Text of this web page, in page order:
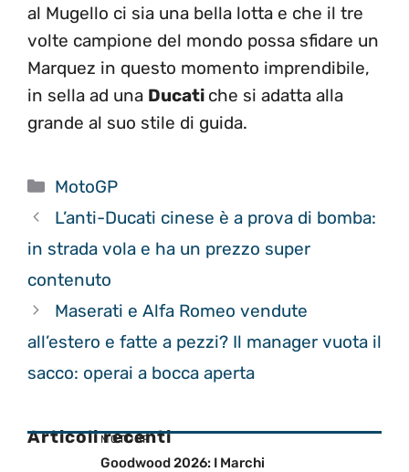
al Mugello ci sia una bella lotta e che il tre
volte campione del mondo possa sfidare un
Marquez in questo momento imprendibile,
in sella ad una Ducati che si adatta alla
grande al suo stile di guida.
Categorie
MotoGP
L’anti-Ducati cinese è a prova di bomba:
in strada vola e ha un prezzo super
contenuto
Maserati e Alfa Romeo vendute
all’estero e fatte a pezzi? Il manager vuota il
sacco: operai a bocca aperta
Articoli recenti
MOTOGP
Goodwood 2026: I Marchi